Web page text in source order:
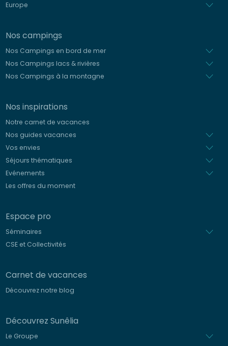
Europe
Nos campings
Nos Campings en bord de mer
Nos Campings lacs & rivières
Nos Campings à la montagne
Nos inspirations
Notre carnet de vacances
Nos guides vacances
Vos envies
Séjours thématiques
Evénements
Les offres du moment
Espace pro
Séminaires
CSE et Collectivités
Carnet de vacances
Découvrez notre blog
Découvrez Sunêlia
Le Groupe